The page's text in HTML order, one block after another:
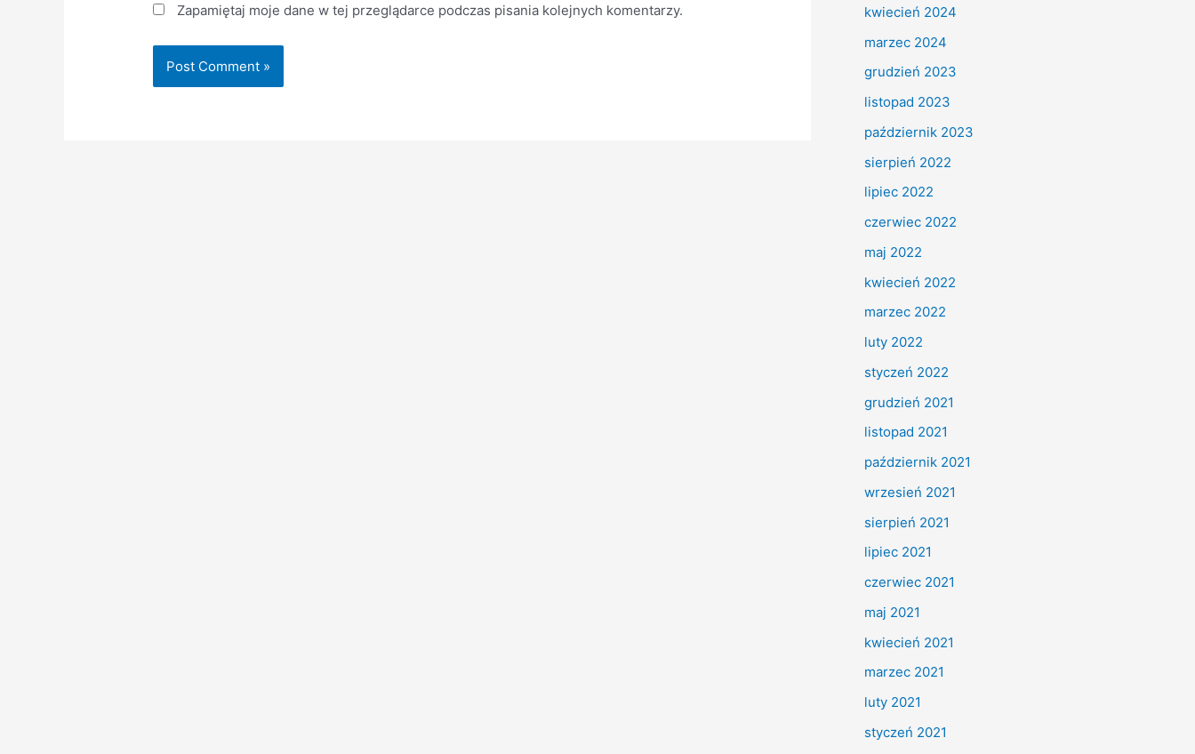
Zapamiętaj moje dane w tej przeglądarce podczas pisania kolejnych komentarzy.
kwiecień 2024
marzec 2024
grudzień 2023
listopad 2023
październik 2023
sierpień 2022
lipiec 2022
czerwiec 2022
maj 2022
kwiecień 2022
marzec 2022
luty 2022
styczeń 2022
grudzień 2021
listopad 2021
październik 2021
wrzesień 2021
sierpień 2021
lipiec 2021
czerwiec 2021
maj 2021
kwiecień 2021
marzec 2021
luty 2021
styczeń 2021